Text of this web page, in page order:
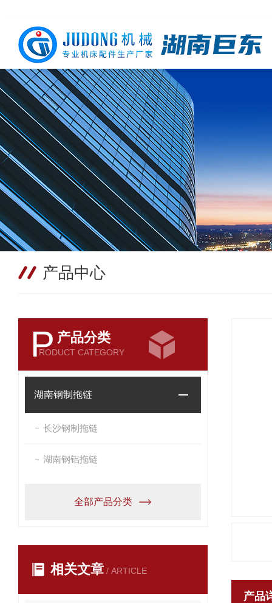
产品中心
P 产品分类
RODUCT CATEGORY
湖南钢制拖链
长沙钢制拖链
湖南钢铝拖链
全部产品分类
相关文章 / ARTICLE
产品